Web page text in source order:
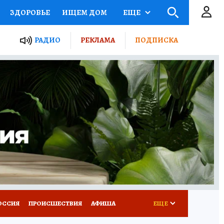
ЗДОРОВЬЕ ИЩЕМ ДОМ
ПРОЕКТЫ РОССИИ
ПУТЕВОДИТЕЛЬ
ТУРИЗМ
ПОТРЕБИТЕЛЯ ВСЕ О КП
ЕЩЕ
РАДИО РЕКЛАМА ПОДПИСКА
ПРОИСШЕСТВИЯ АФИША ЕЩЕ